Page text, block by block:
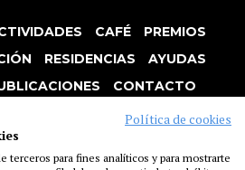
CAFÉ
PREMIOS
RESIDENCIAS
AYUDAS
CONTACTO
COOKIES
Política de cookies
terceros para fines analíticos y para mostrarte